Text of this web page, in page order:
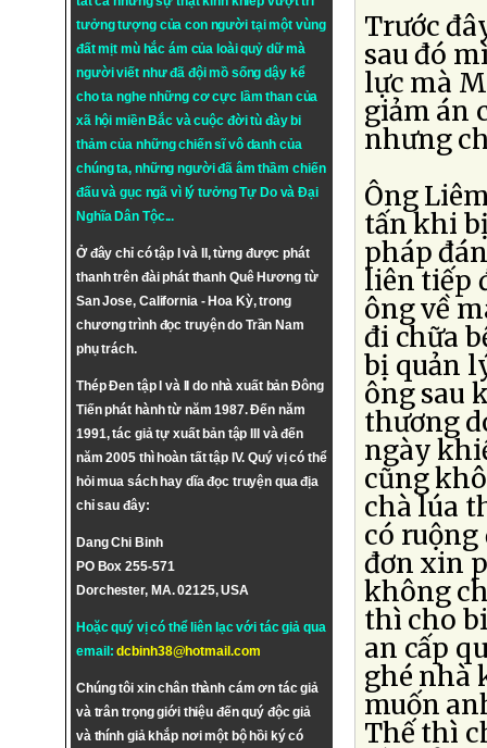
tưởng tượng của con người tại một vùng
đất mịt mù hắc ám của loài quỷ dữ mà
người viết như đã đội mồ sống dậy kể
cho ta nghe những cơ cực lầm than của
xã hội miền Bắc và cuộc đời tù đày bi
thảm của những chiến sĩ vô danh của
chúng ta, những người đã âm thầm chiến
đấu và gục ngã vì lý tưởngTự DovàĐại
Nghĩa Dân Tộc...
Ở đây chỉ có tập I và II, từng được phát
thanh trên đài phát thanh Quê Hương từ
San Jose, California - Hoa Kỳ, trong
chương trình đọc truyện do Trần Nam
phụ trách.
Thép Đen tập I và II do nhà xuất bản Đông
Tiến phát hành từ năm 1987. Đến năm
1991, tác giả tự xuất bản tập III và đến
năm 2005 thì hoàn tất tập IV. Quý vị có thể
hỏi mua sách hay dĩa đọc truyện qua địa
chỉ sau đây:
Dang Chi Binh
PO Box 255-571
Dorchester, MA. 02125, USA
Hoặc quý vị có thể liên lạc với tác giả qua
email:dcbinh38@hotmail.com
Chúng tôi xin chân thành cám ơn tác giả
và trân trọng giới thiệu đến quý độc giả
và thính giả khắp nơi một bộ hồi ký có
Trước
sau đó
lực mà
giảm án
nhưng
Ông
tấn khi
pháp
liên tiếp
ông về
đi chữa
bị quản
ông sau
thương
ngày
cũng
chà lúa
có ruộng
đơn xin
không
thì cho
an cấp
ghé nhà
muốn
Thế thì